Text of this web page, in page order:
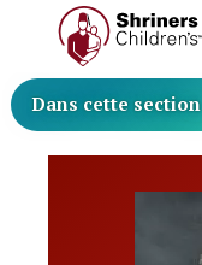
Dans cette section